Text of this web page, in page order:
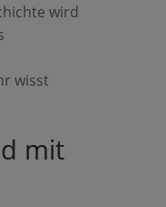
wird
wisst
mit